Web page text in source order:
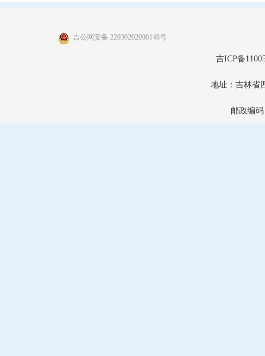
吉公网安备 22030202000148号
吉ICP备
地址：吉林省
邮政编码